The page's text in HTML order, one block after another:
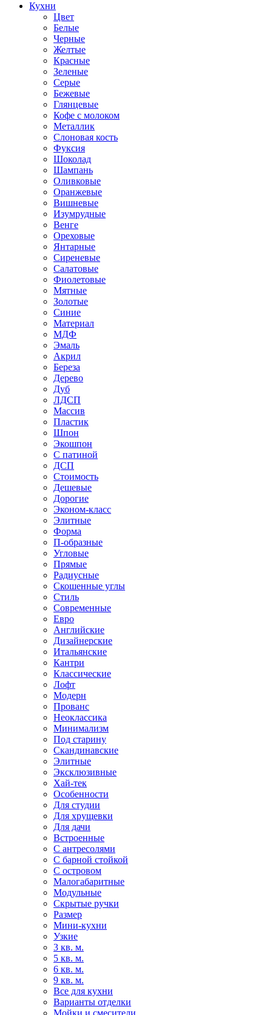
Кухни
Цвет
Белые
Черные
Желтые
Красные
Зеленые
Серые
Бежевые
Глянцевые
Кофе с молоком
Металлик
Слоновая кость
Фуксия
Шоколад
Шампань
Оливковые
Оранжевые
Вишневые
Изумрудные
Венге
Ореховые
Янтарные
Сиреневые
Салатовые
Фиолетовые
Мятные
Золотые
Синие
Материал
МДФ
Эмаль
Акрил
Береза
Дерево
Дуб
ЛДСП
Массив
Пластик
Шпон
Экошпон
С патиной
ДСП
Стоимость
Дешевые
Дорогие
Эконом-класс
Элитные
Форма
П-образные
Угловые
Прямые
Радиусные
Скошенные углы
Стиль
Современные
Евро
Английские
Дизайнерские
Итальянские
Кантри
Классические
Лофт
Модерн
Прованс
Неоклассика
Минимализм
Под старину
Скандинавские
Элитные
Эксклюзивные
Хай-тек
Особенности
Для студии
Для хрущевки
Для дачи
Встроенные
С антресолями
С барной стойкой
С островом
Малогабаритные
Модульные
Скрытые ручки
Размер
Мини-кухни
Узкие
3 кв. м.
5 кв. м.
6 кв. м.
9 кв. м.
Все для кухни
Варианты отделки
Мойки и смесители